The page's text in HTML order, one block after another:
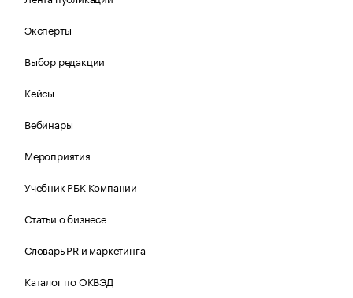
Эксперты
Выбор редакции
Кейсы
Вебинары
Мероприятия
Учебник РБК Компании
Статьи о бизнесе
Словарь PR и маркетинга
Каталог по ОКВЭД